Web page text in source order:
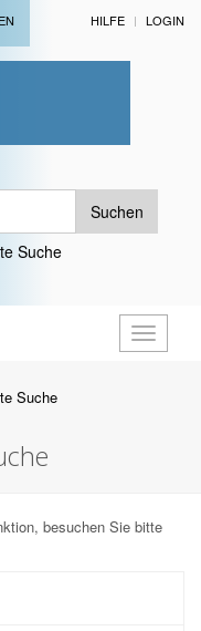
EN HILFE LOGIN
Suchen
Suche
öffnen
Suche
besuchen Sie bitte